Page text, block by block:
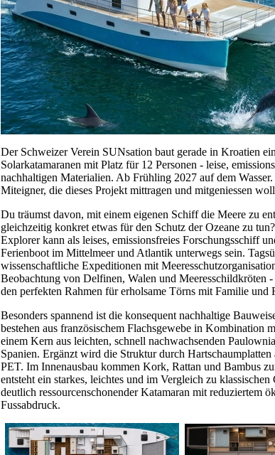
Der Schweizer Verein SUNsation baut gerade in Kroatien
Solarkatamaranen mit Platz für 12 Personen - leise,
nachhaltigen Materialien. Ab Frühling 2027 auf dem
Miteigner, die dieses Projekt mittragen und mitgeniessen
Du träumst davon, mit einem eigenen Schiff die Meere zu
gleichzeitig konkret etwas für den Schutz der Ozeane zu
Explorer kann als leises, emissionsfreies Forschungsschiff
Ferienboot im Mittelmeer und Atlantik unterwegs sein.
wissenschaftliche Expeditionen mit
Beobachtung von Delfinen, Walen und Meeresschildkröten
den perfekten Rahmen für erholsame Törns mit Familie und
Besonders spannend ist die konsequent nachhaltige
bestehen aus französischem Flachsgewebe in Kombination
einem Kern aus leichten, schnell nachwachsenden
Spanien. Ergänzt wird die Struktur durch Hartschaumplatten
PET. Im Innenausbau kommen Kork, Rattan und Bambus
entsteht ein starkes, leichtes und im Vergleich zu
deutlich ressourcenschonender Katamaran mit reduziertem
Fussabdruck.